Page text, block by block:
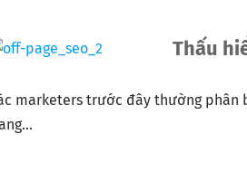
Thấu
marketers trước đây thường phân